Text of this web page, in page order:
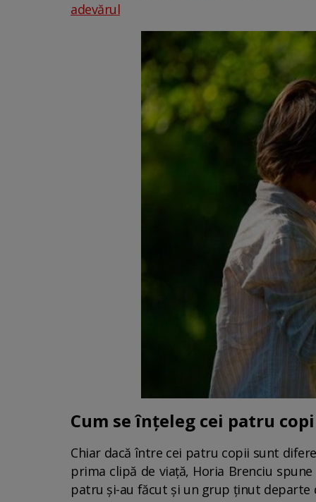
adevărul
Cum se înțeleg cei patru
Chiar dacă între cei patru copii sunt
prima clipă de viață, Horia Brenciu
patru și-au făcut și un grup ținut departe